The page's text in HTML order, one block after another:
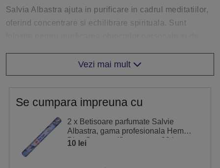
Salvia Albastra ajuta in purificare in cadrul meditatiilor,
oferind concentrare si echilibrare spirituala. Sunt
ca odorizant care actioneaza impotriva mirosurilor
neplacute, pastrand o atmosfera relaxata si imbietoare.
Utilizarea betisoarelor parfumate
Betisorul se fixeaza cu capatul din lemn intr-un suport,
Vezi mai mult
Se cumpara impreuna cu
2 x Betisoare parfumate Salvie
Albastra, gama profesionala Hem
Blue Sage purificare casa, 20 buc
10 lei